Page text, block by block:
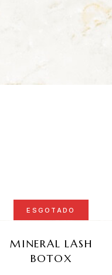
ESGOTADO
MINERAL LASH
BOTOX